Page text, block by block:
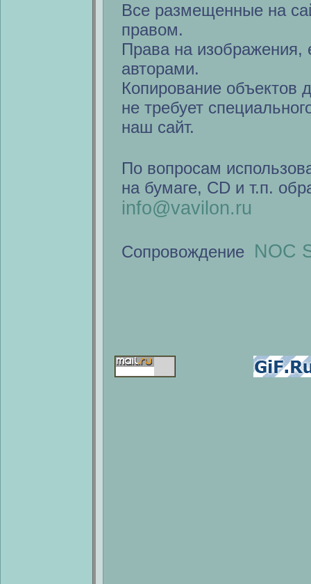
Все размещенные на
правом.
Права на изображения,
авторами.
Копирование объектов
не требует
наш сайт.
По вопросам
на бумаге, CD и т.п.
info@vavilon.ru
Сопровождение NOC